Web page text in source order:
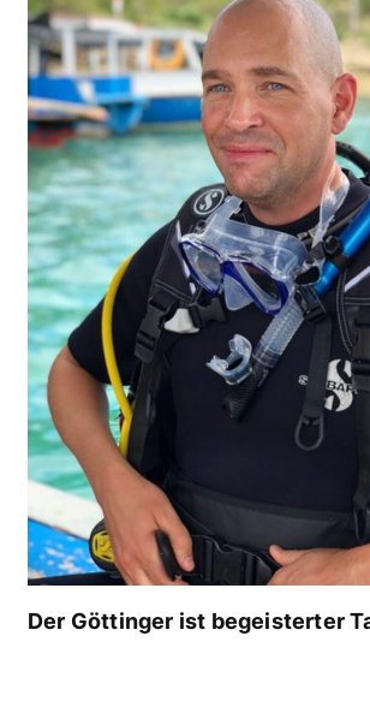
Der Göttinger ist begeisterter